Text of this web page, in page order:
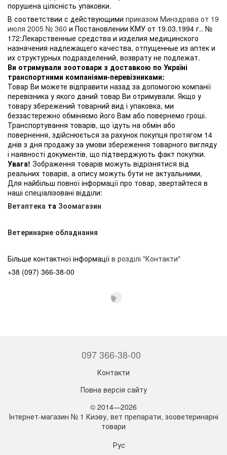
порушена цілісність упаковки.
В соответствии с действующими приказом Минздрава от 19
июля 2005 № 360 и Постановлении КМУ от 19.03.1994 г.. №
172:Лекарственные средства и изделия медицинского
назначения надлежащего качества, отпущенные из аптек и
их структурных подразделений, возврату не подлежат.
Ви отримували зоотовари з доставкою по Україні
транспортними компаніями-перевізниками:
Товар Ви можете відправити назад за допомогою компанії
перевізника у якого даний товар Ви отримували. Якщо у
товару збережений товарний вид і упаковка, ми
беззастережно обміняємо його Вам або повернемо гроші.
Транспортування товарів, що їдуть на обмін або
повернення, здійснюється за рахунок покупця протягом 14
днів з дня продажу за умови збереження товарного вигляду
і наявності документів, що підтверджують факт покупки.
Увага! Зображення товарів можуть відрізнятися від
реальних товарів, а опису можуть бути не актуальними,
Для найбільш повної інформації про товар, звертайтеся в
наші спеціалізовані відділи:
Ветаптека та Зоомагазин
Ветеринарне обладнання
Більше контактної інформації в розділі "Контакти"
+38 (097) 366-38-00
097 366-38-00
Контакти
Повна версія сайту
© 2014—2026
Інтернет-магазин № 1 Киэву, вет препарати, зооветеринарні
товари
Рус